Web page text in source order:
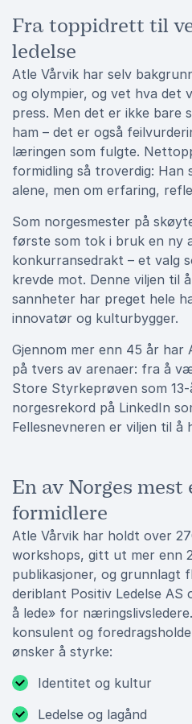
Fra toppidrett til
ledelse
Atle Vårvik har selv
og olympier, og vet hva det
press. Men det er ikke bare
ham – det er også
læringen som fulgte.
formidling så troverdig: Han
alene, men om erfaring,
Som norgesmester på
første som tok i bruk en ny
konkurransedrakt – et valg
krevde mot. Denne viljen til
sannheter har preget hele
innovatør og kulturbygger.
Gjennom mer enn 45 år har
på tvers av arenaer: fra å
Store Styrkeprøven som
norgesrekord på LinkedIn
Fellesnevneren er viljen til å
En av Norges mest
formidlere
Atle Vårvik har holdt over
workshops, gitt ut mer enn
publikasjoner, og grunnlagt
deriblant Positiv Ledelse AS
å lede» for
konsulent og
ønsker å styrke:
Identitet og kultur
Ledelse og lagånd